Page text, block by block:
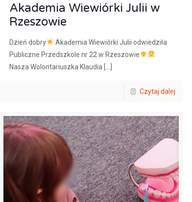
Akademia Wiewiórki Julii w
Rzeszowie
Dzień dobry
Akademia Wiewiórki Julii odwiedziła
Publiczne Przedszkole nr 22 w Rzeszowie
Nasza Wolontariuszka Klaudia
Czytaj dalej